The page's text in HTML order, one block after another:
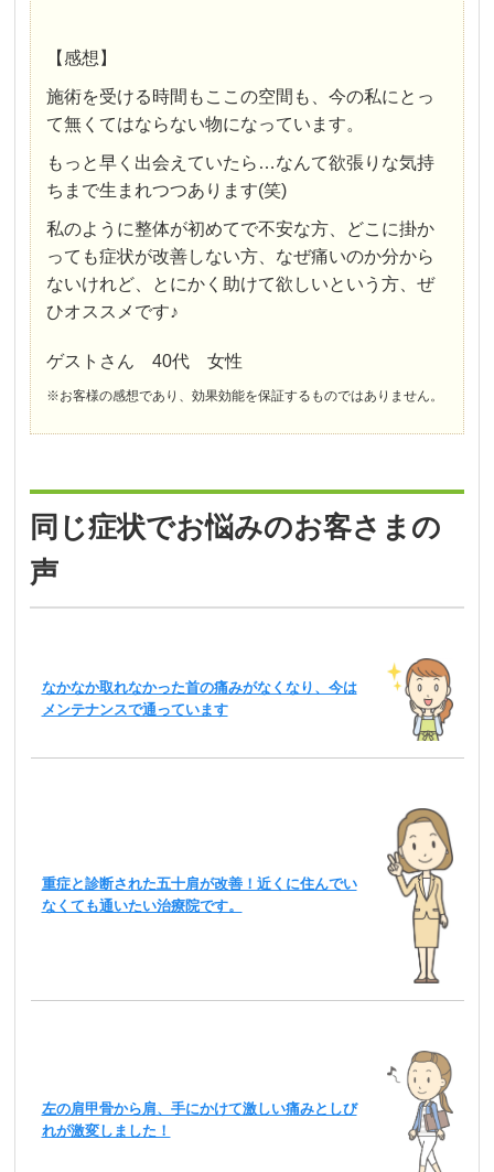
【感想】
施術を受ける時間もここの空間も、今の私にとっ
て無くてはならない物になっています。
もっと早く出会えていたら…なんて欲張りな気持
ちまで生まれつつあります(笑)
私のように整体が初めてで不安な方、どこに掛か
っても症状が改善しない方、なぜ痛いのか分から
ないけれど、とにかく助けて欲しいという方、ぜ
ひオススメです♪
ゲストさん 40代 女性
※お客様の感想であり、効果効能を保証するものではありません。
同じ症状でお悩みのお客さまの
声
なかなか取れなかった首の痛みがなくなり、今は
メンテナンスで通っています
重症と診断された五十肩が改善！近くに住んでい
なくても通いたい治療院です。
左の肩甲骨から肩、手にかけて激しい痛みとしび
れが激変しました！